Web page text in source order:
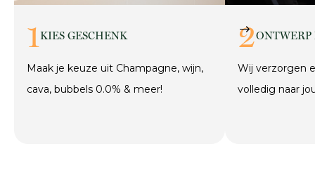
1KIES GESCHENK
Maak je keuze uit Champagne, wijn,
cava, bubbels 0.0% & meer!
2
Wij verzorgen
volledig naar